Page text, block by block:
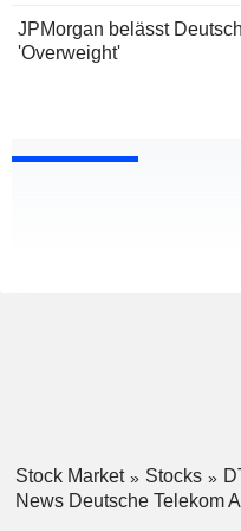
JPMorgan belässt
'Overweight'
Stock Market Stocks
News Deutsche Telekom